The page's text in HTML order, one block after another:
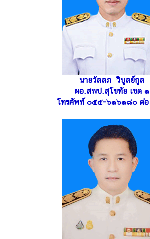
นายวัลลภ วิบูลย์กูล
ผอ.สพป.สุโขทัย เขต ๑
โทรศัพท์ ๐๕๕-๖๑๖๑๘๐ ต่